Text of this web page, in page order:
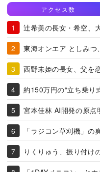
アクセス数
辻希美の長女・希空、
東海オンエア としみつ
西野未姫の長女、父を
約150万円の“立ち乗り
宮本佳林 AI開発の原点
「ラジコン草刈機」の
りくりゅう、振り付け